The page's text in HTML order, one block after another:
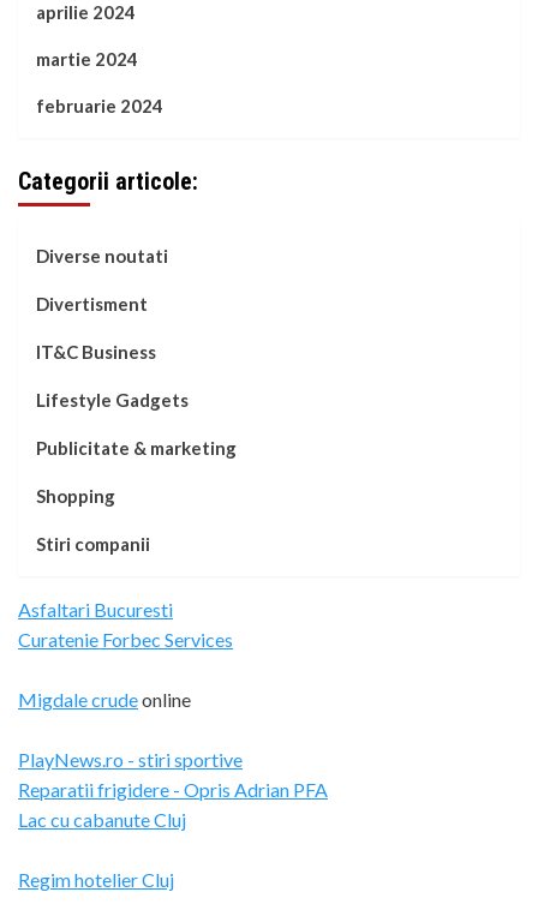
aprilie 2024
martie 2024
februarie 2024
Categorii articole:
Diverse noutati
Divertisment
IT&C Business
Lifestyle Gadgets
Publicitate & marketing
Shopping
Stiri companii
Asfaltari Bucuresti
Curatenie Forbec Services
Migdale crudeonline
PlayNews.ro - stiri sportive
Reparatii frigidere - Opris Adrian PFA
Lac cu cabanute Cluj
Regim hotelier Cluj